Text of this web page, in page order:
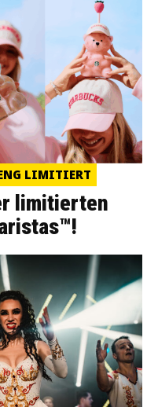
LIMITIERT
limitierten